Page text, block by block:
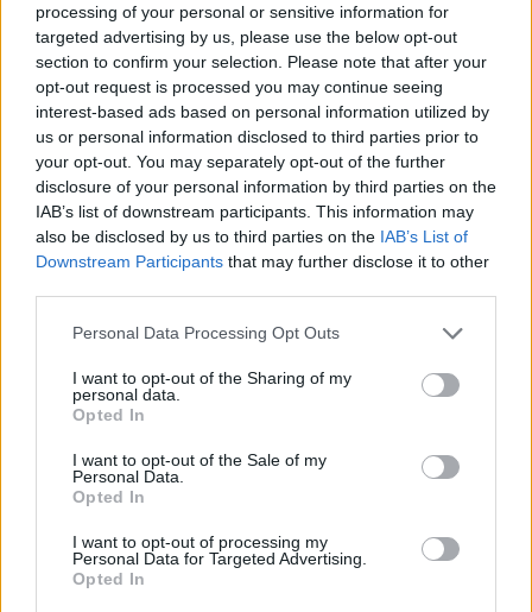
processing of your personal or sensitive information for
targeted advertising by us, please use the below opt-out
section to confirm your selection. Please note that after your
opt-out request is processed you may continue seeing
interest-based ads based on personal information utilized by
us or personal information disclosed to third parties prior to
your opt-out. You may separately opt-out of the further
disclosure of your personal information by third parties on the
IAB’s list of downstream participants. This information may
also be disclosed by us to third parties on the IAB’s List of
Downstream Participants that may further disclose it to other
Please note that this website/app uses one or more Google
not limited to your visit or usage behaviour. You may click to
grant or deny consent to Google and its third-party tags to
use your data for below specified purposes in below Google
consent section.
Personal Data Processing Opt Outs
I want to opt-out of the Sharing of my
personal data.
Opted In
I want to opt-out of the Sale of my
Personal Data.
Opted In
I want to opt-out of processing my
Personal Data for Targeted Advertising.
Opted In
Διαβάστε περισσότερα
πριν 13 λεπτά
Νεκροί 2 άνδρες σε
παραλίες της Κρήτης
και της Χαλκίδας
Ανασύρθηκαν αναίσθητοι
από τη θάλασσα
2 αστυνομικοί της
συγκρούστηκε με